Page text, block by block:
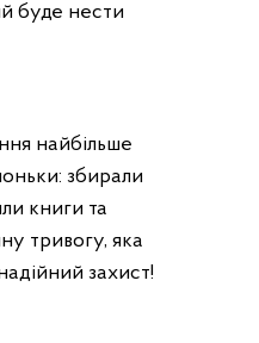
буде нести
найбільше
збирали
книги та
тривогу, яка
захист!